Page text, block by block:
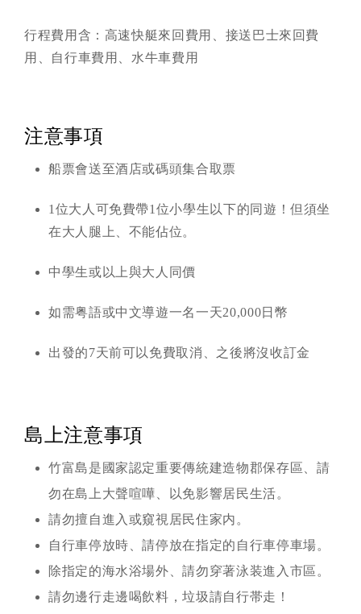
行程費用含：高速快艇來回費用、接送巴士來回費
用、自行車費用、水牛車費用
注意事項
船票會送至酒店或碼頭集合取票
1位大人可免費帶1位小學生以下的同遊！但須坐
在大人腿上、不能佔位。
中學生或以上與大人同價
如需粤語或中文導遊一名一天20,000日幣
出發的7天前可以免費取消、之後將沒收訂金
島上注意事項
竹富島是國家認定重要傳統建造物郡保存區、請
勿在島上大聲喧嘩、以免影響居民生活。
請勿擅自進入或窺視居民住家内。
自行車停放時、請停放在指定的自行車停車場。
除指定的海水浴場外、請勿穿著泳装進入市區。
請勿邊行走邊喝飲料，垃圾請自行帯走！